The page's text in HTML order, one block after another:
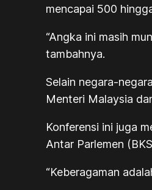
mencapai 500
“Angka ini masih
tambahnya.
Selain negara-
Menteri Malaysia
Konferensi ini juga
Antar Parlemen
“Keberagaman